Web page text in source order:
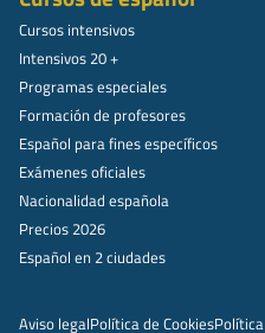
Cursos intensivos
Intensivos 20 +
Programas especiales
Formación de profesores
Español para fines específicos
Exámenes oficiales
Nacionalidad española
Precios 2026
Español en 2 ciudades
Aviso legalPolítica de Cookies